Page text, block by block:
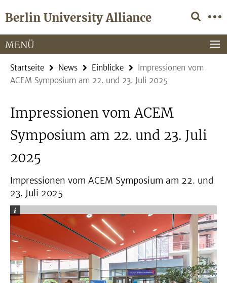
direkt
Inhalt
Berlin University Alliance
Service-
Navigation
MENÜ
Startseite News Einblicke
Impressionen vom
ACEM Symposium am 22. und 23. Juli 2025
Impressionen vom ACEM
Symposium am 22. und 23. Juli
2025
Impressionen vom ACEM Symposium am 22. und
23. Juli 2025